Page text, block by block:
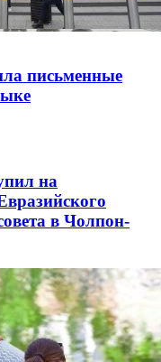
письменные
на
в Чолпон-